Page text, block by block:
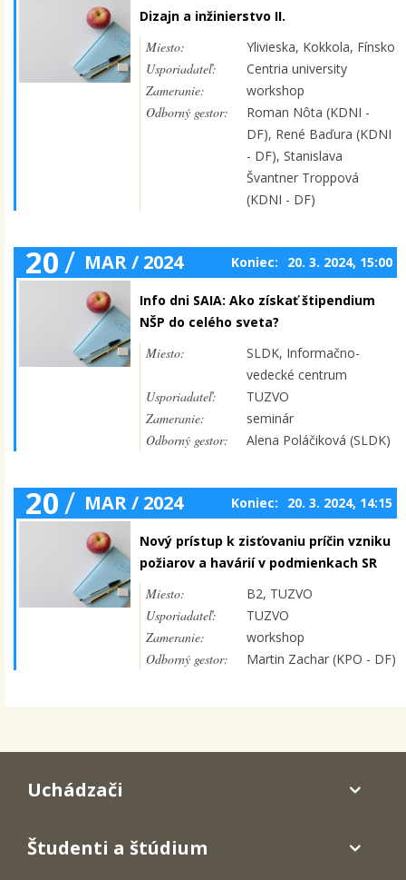
Dizajn a inžinierstvo II.
Miesto:
Ylivieska, Kokkola, Fínsko
Usporiadateľ:
Centria university
Zameranie:
workshop
Odborný gestor:
Roman Nôta (KDNI -
DF), René Baďura (KDNI
- DF), Stanislava
Švantner Troppová
(KDNI - DF)
20/ MAR / 2024 Koniec: 20. 3. 2024, 15:00
Info dni SAIA: Ako získať štipendium
NŠP do celého sveta?
Miesto:
SLDK, Informačno-
vedecké centrum
Usporiadateľ:
TUZVO
Zameranie:
seminár
Odborný gestor:
Alena Poláčiková (SLDK)
20/ MAR / 2024 Koniec: 20. 3. 2024, 14:15
Nový prístup k zisťovaniu príčin vzniku
požiarov a havárií v podmienkach SR
Miesto:
B2, TUZVO
Usporiadateľ:
TUZVO
Zameranie:
workshop
Odborný gestor:
Martin Zachar (KPO - DF)
Uchádzači
Študenti a štúdium